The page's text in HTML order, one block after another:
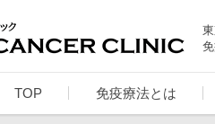
TOP 免疫療法とは